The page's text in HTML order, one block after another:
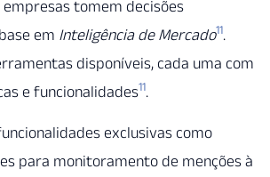
tomem decisões
em Inteligência de Mercado11.
disponíveis, cada uma com
e funcionalidades11.
exclusivas como
para monitoramento de menções à